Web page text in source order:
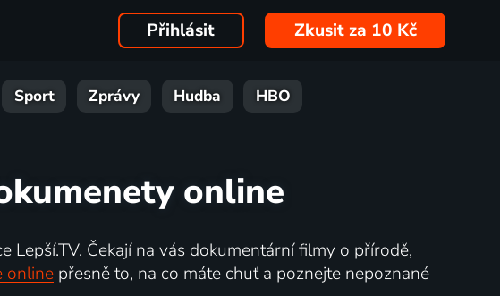
Přihlásit Zkusit za 10 Kč
Sport Zprávy Hudba HBO
online
Čekají na vás dokumentární filmy o přírodě,
onlinepřesně to, na co máte chuť a poznejte nepoznané